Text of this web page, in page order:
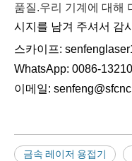
품질.우리 기계에 대해
시지를 남겨 주셔서 감
스카이프:
WhatsApp: 0086-
이메일:
금속 레이저 용접기